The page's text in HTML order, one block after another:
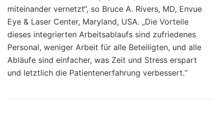
miteinander vernetzt“, so Bruce A. Rivers, MD, Envue
Eye & Laser Center, Maryland, USA. „Die Vorteile
dieses integrierten Arbeitsablaufs sind zufriedenes
Personal, weniger Arbeit für alle Beteiligten, und alle
Abläufe sind einfacher, was Zeit und Stress erspart
und letztlich die Patientenerfahrung verbessert.“